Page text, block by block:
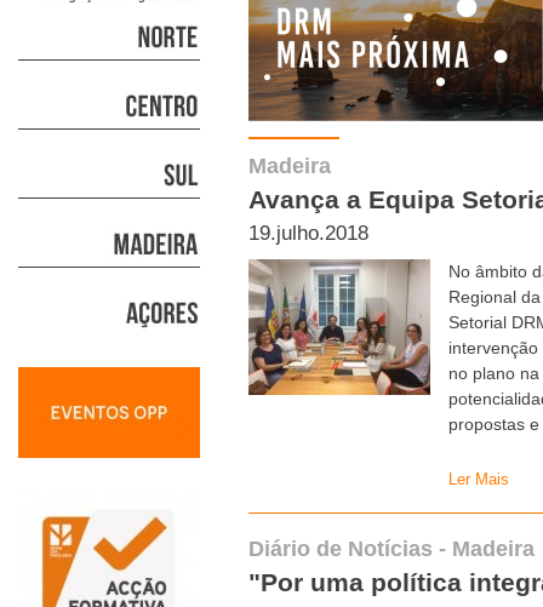
Madeira
Avança a Equipa
19.julho.2018
No âmbito
Regional
Setorial
no plano
propostas
Ler Mais
Diário de Notícias - Madeira
"Por uma política